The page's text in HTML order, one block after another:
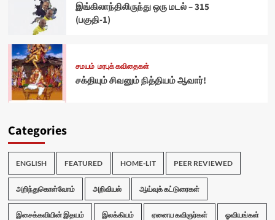
இங்கிலாந்திலிருந்து ஒரு மடல் – 315
(பகுதி-1)
சமயம் மரபுக் கவிதைகள்
சக்தியும் சிவனும் நித்தியம் ஆவார்!
Categories
ENGLISH FEATURED HOME-LIT PEER REVIEWED
அறிந்துகொள்வோம் அறிவியல் ஆய்வுக் கட்டுரைகள்
இசைக்கவியின் இதயம் இலக்கியம் ஏனைய கவிஞர்கள் ஓவியங்கள்